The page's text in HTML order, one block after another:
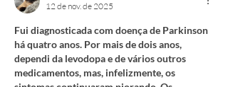
12 de nov. de 2025
Fui diagnosticada com doença de Parkinson
há quatro anos. Por mais de dois anos,
dependi da levodopa e de vários outros
medicamentos, mas, infelizmente, os